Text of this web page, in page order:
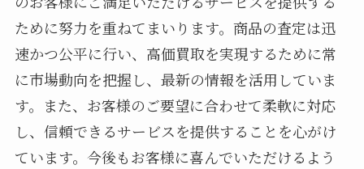
ために努力を重ねてまいります。商品の査定は迅
速かつ公平に行い、高価買取を実現するために常
に市場動向を把握し、最新の情報を活用していま
す。また、お客様のご要望に合わせて柔軟に対応
し、信頼できるサービスを提供することを心がけ
ています。今後もお客様に喜んでいただけるよう